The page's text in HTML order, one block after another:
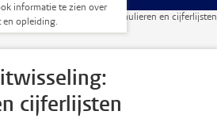
informatie te zien over
opleiding.
Inkomende uitwisseling: formulieren en cijferlijsten
cijferlijsten